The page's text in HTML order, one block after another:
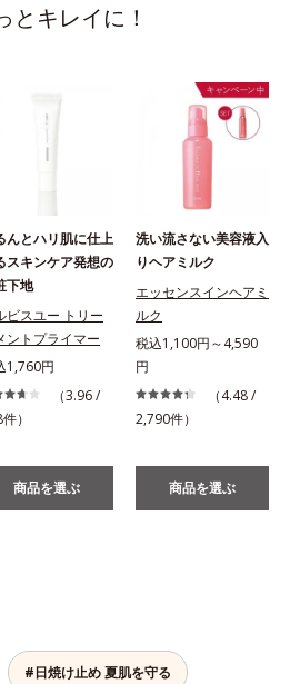
とキレイに！
んとハリ肌に仕上
スキンケア発想の
下地
ビスユー トリー
ントプライマー
1,760円
（3.96 /
）
商品を選ぶ
洗い流さない美容液入
りヘアミルク
エッセンスインヘアミ
ルク
税込1,100円～4,590
円
（4.48 /
2,790件）
商品を選ぶ
#日焼け止め 夏肌を守る